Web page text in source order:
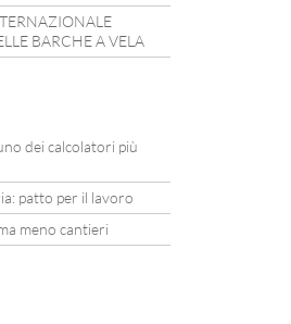
BARCHE A VELA
dei calcolatori più
patto per il lavoro
meno cantieri